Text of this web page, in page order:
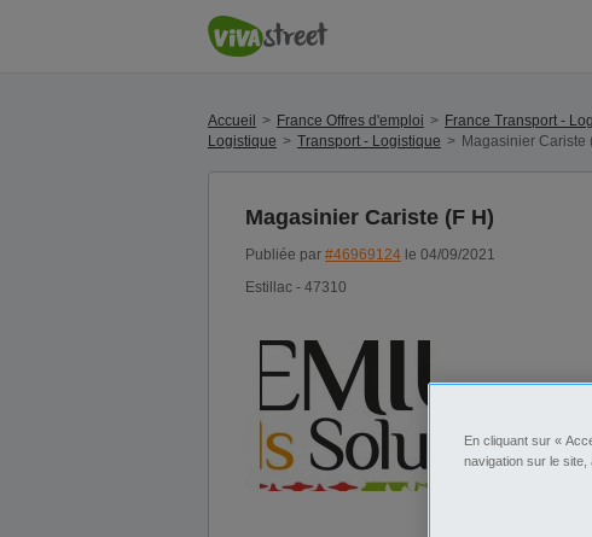
Accueil France Offres d'emploi France Transport -
Logistique
Transport - Logistique Magasinier Cariste
Magasinier Cariste (F H)
Publiée par #46969124 le 04/09/2021
Estillac - 47310
En cliquant sur «
navigation sur le site,